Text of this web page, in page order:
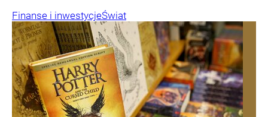
Finanse i inwestycjeŚwiat